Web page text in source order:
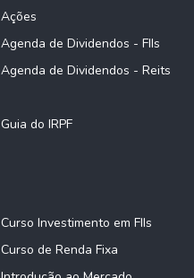
Ações
Agenda de Dividendos - FIIs
Agenda de Dividendos - Reits
Guia do IRPF
Curso Investimento em FIIs
Curso de Renda Fixa